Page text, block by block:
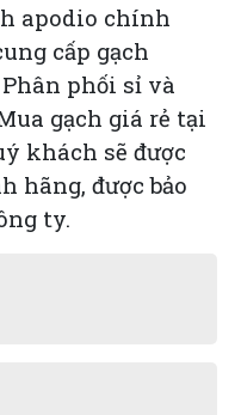
apodio chính
cấp gạch
phối sỉ và
gạch giá rẻ tại
khách sẽ được
hãng, được bảo
ty.